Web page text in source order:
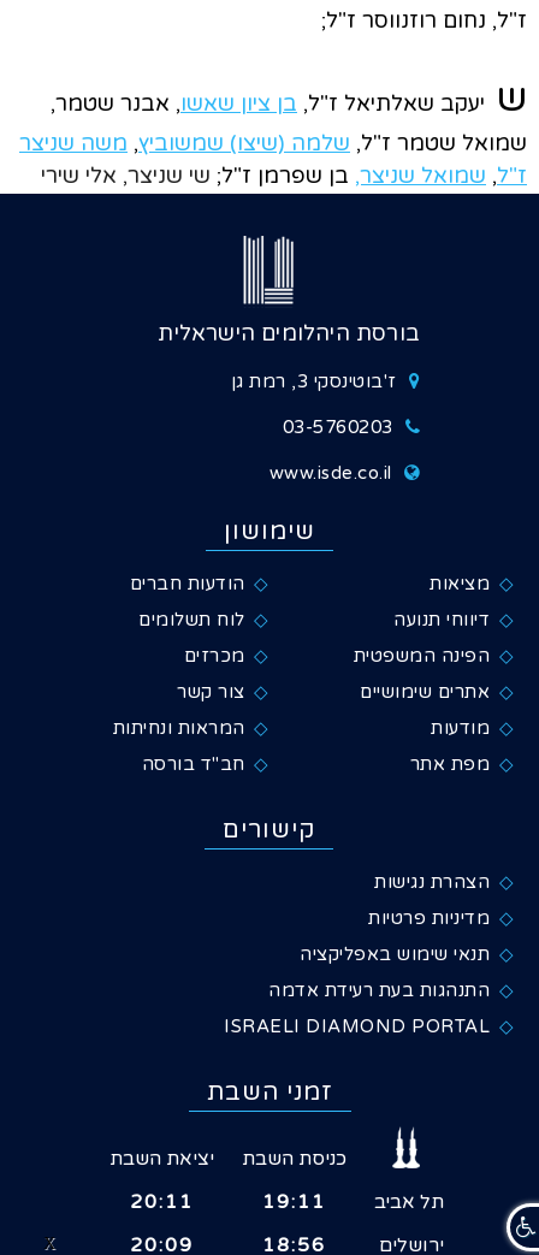
ז"ל, נחום רוזנווסר ז"ל;
ש יעקב שאלתיאל ז"ל, בן ציון שאשו, אבנר שטמר,
שמואל שטמר ז"ל, שלמה (שיצו) שמשוביץ, משה שניצר
ז"ל, שמואל שניצר, בן שפרמן ז"ל; שי שניצר, אלי שירי
בורסת היהלומים הישראלית
ז'בוטינסקי 3, רמת גן
03-5760203
www.isde.co.il
שימושון
מציאות
הודעות חברים
דיווחי תנועה
לוח תשלומים
הפינה המשפטית
מכרזים
אתרים שימושיים
צור קשר
מודעות
המראות ונחיתות
מפת אתר
חב"ד בורסה
קישורים
הצהרת נגישות
מדיניות פרטיות
תנאי שימוש באפליקציה
התנהגות בעת רעידת אדמה
ISRAELI DIAMOND PORTAL
זמני השבת
כניסת השבת
יציאת השבת
תל אביב
19:11
20:11
ירושלים
18:56
20:09
X